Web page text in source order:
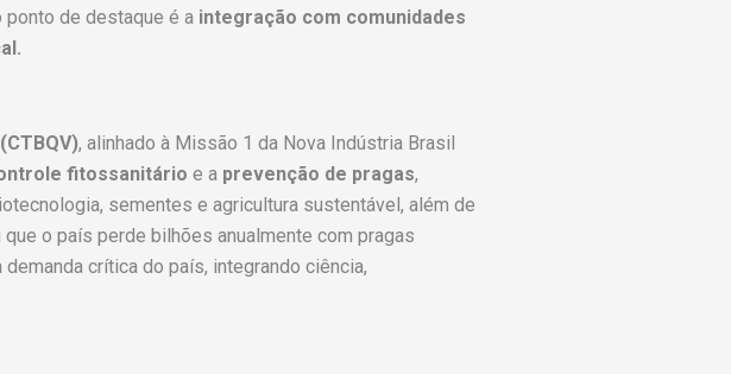
ponto de destaque é a integração com comunidades
, alinhado à Missão 1 da Nova Indústria Brasil
fitossanitário e a prevenção de pragas,
sementes e agricultura sustentável, além de
que o país perde bilhões anualmente com pragas
crítica do país, integrando ciência,